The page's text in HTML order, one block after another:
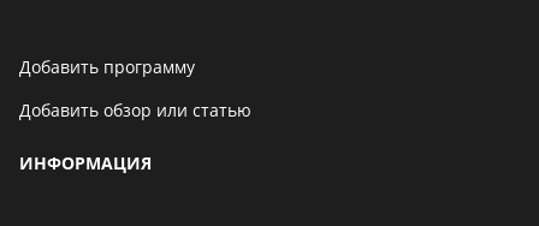
Добавить программу
Добавить обзор или статью
ИНФОРМАЦИЯ